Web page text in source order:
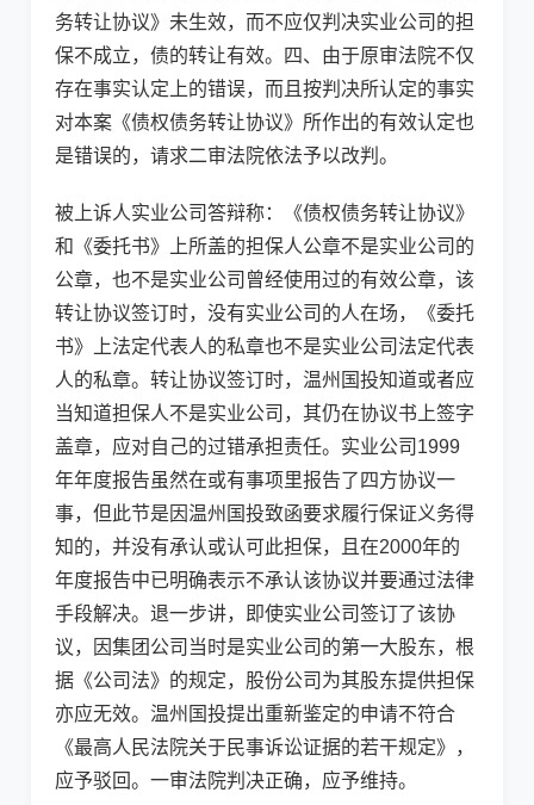
务转让协议》未生效，而不应仅判决实业公司的担
保不成立，债的转让有效。四、由于原审法院不仅
存在事实认定上的错误，而且按判决所认定的事实
对本案《债权债务转让协议》所作出的有效认定也
是错误的，请求二审法院依法予以改判。
被上诉人实业公司答辩称：《债权债务转让协议》
和《委托书》上所盖的担保人公章不是实业公司的
公章，也不是实业公司曾经使用过的有效公章，该
转让协议签订时，没有实业公司的人在场，《委托
书》上法定代表人的私章也不是实业公司法定代表
人的私章。转让协议签订时，温州国投知道或者应
当知道担保人不是实业公司，其仍在协议书上签字
盖章，应对自己的过错承担责任。实业公司1999
年年度报告虽然在或有事项里报告了四方协议一
事，但此节是因温州国投致函要求履行保证义务得
知的，并没有承认或认可此担保，且在2000年的
年度报告中已明确表示不承认该协议并要通过法律
手段解决。退一步讲，即使实业公司签订了该协
议，因集团公司当时是实业公司的第一大股东，根
据《公司法》的规定，股份公司为其股东提供担保
亦应无效。温州国投提出重新鉴定的申请不符合
《最高人民法院关于民事诉讼证据的若干规定》，
应予驳回。一审法院判决正确，应予维持。